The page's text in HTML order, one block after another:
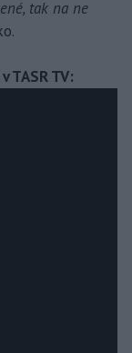
tak na ne
TASR TV: